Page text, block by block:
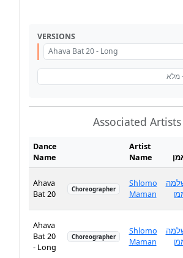
VERSIONS
Ahava Bat 20 - Long
Associated Artists
Dance
Name
Artist
Name
Ahava
Bat 20
Choreographer
Shlomo
Maman
Ahava
Bat 20
- Long
Choreographer
Shlomo
Maman